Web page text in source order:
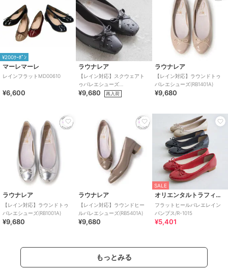
¥200ｸｰﾎﾟﾝ
マーレマーレ
レインフラットMD00610
¥6,600
ラウナレア
【レイン対応】スクウェアト
ゥバレエシューズ
(RB7002A,RB7003A)
¥9,680 再入荷
ラウナレア
【レイン対応】ラウンドトゥ
バレエシューズ(RB1401A)
¥9,680
ラウナレア
【レイン対応】ラウンドトゥ
バレエシューズ(RB1001A)
¥9,680
ラウナレア
【レイン対応】ラウンドヒー
ルバレエシューズ(RB5401A)
¥9,680
SALE
オリエンタルトラフィック
フラットヒールバレエレイン
パンプス/R-1015
¥5,401
もっとみる